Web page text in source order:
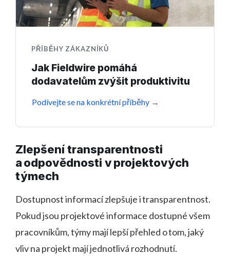
PŘÍBĚHY ZÁKAZNÍKŮ
Jak Fieldwire pomáhá
dodavatelům zvýšit produktivitu
Podívejte se na konkrétní příběhy →
Zlepšení transparentnosti
a odpovědnosti v projektových
týmech
Dostupnost informací zlepšuje i transparentnost.
Pokud jsou projektové informace dostupné všem
pracovníkům, týmy mají lepší přehled o tom, jaký
vliv na projekt mají jednotlivá rozhodnutí.